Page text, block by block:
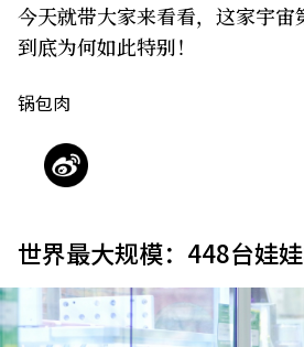
今天就带大家来看看，这家宇宙
到底为何如此特别！
锅包肉
世界最大规模：448台娃娃